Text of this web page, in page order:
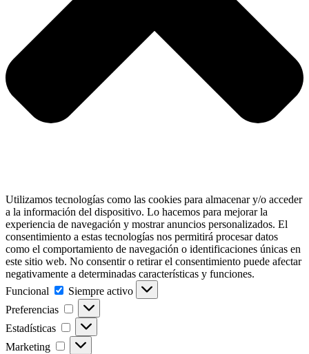
Utilizamos tecnologías como las cookies para almacenar y/o acceder
a la información del dispositivo. Lo hacemos para mejorar la
experiencia de navegación y mostrar anuncios personalizados. El
consentimiento a estas tecnologías nos permitirá procesar datos
como el comportamiento de navegación o identificaciones únicas en
este sitio web. No consentir o retirar el consentimiento puede afectar
negativamente a determinadas características y funciones.
Funcional
Funcional
Siempre activo
Preferencias
Preferencias
Estadísticas Estadísticas
Marketing Marketing